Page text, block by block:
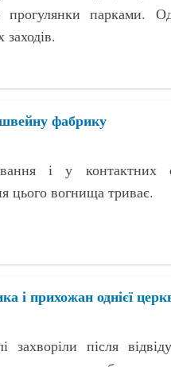
прогулянки парками.
фабрику
і у контактних
цього вогнища триває.
і прихожан однієї
захворіли після